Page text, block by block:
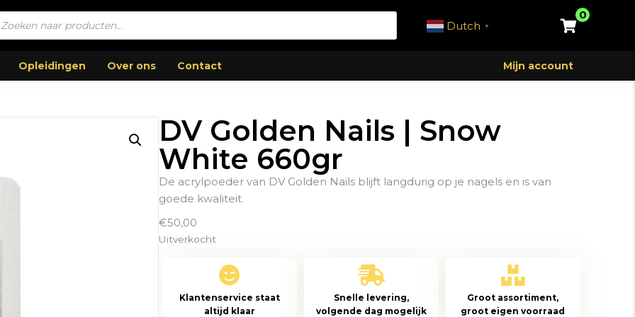
Dutch ▼
0
Opleidingen Over ons Contact Mijn account
DV Golden Nails | Snow
White 660gr
De acrylpoeder van DV Golden Nails blijft langdurig op je nagels en is van
goede kwaliteit.
€50,00
Uitverkocht
Klantenservice staat
altijd klaar
Snelle levering,
volgende dag mogelijk
Groot assortiment,
groot eigen voorraad